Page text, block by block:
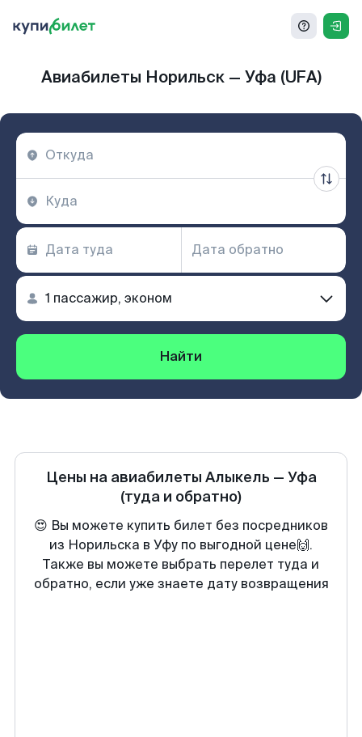
Авиабилеты Норильск — Уфа (UFA)
Найти
Цены на авиабилеты Алыкель — Уфа
(туда и обратно)
😍 Вы можете купить билет без посредников
из Норильска в Уфу по выгодной цене🙌.
Также вы можете выбрать перелет туда и
обратно, если уже знаете дату возвращения